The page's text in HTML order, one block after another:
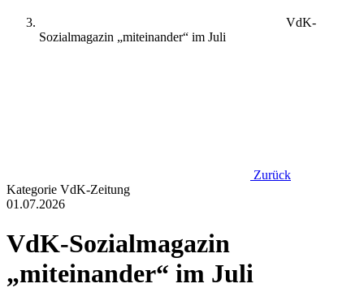
VdK-
Sozialmagazin „miteinander“ im Juli
Zurück
Kategorie VdK-Zeitung
01.07.2026
VdK-Sozialmagazin
„miteinander“ im Juli